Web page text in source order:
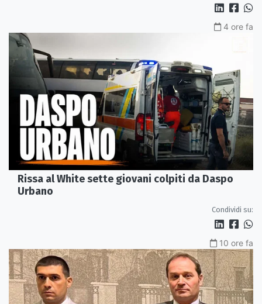
4 ore fa
Rissa al White sette giovani colpiti da Daspo
Urbano
Condividi su:
10 ore fa